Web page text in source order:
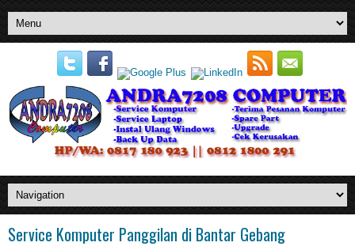
Service Komputer Panggilan di Bantar Gebang